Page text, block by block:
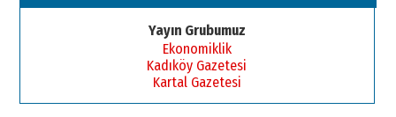
Yayın Grubumuz
Ekonomiklik
Kadıköy Gazetesi
Kartal Gazetesi